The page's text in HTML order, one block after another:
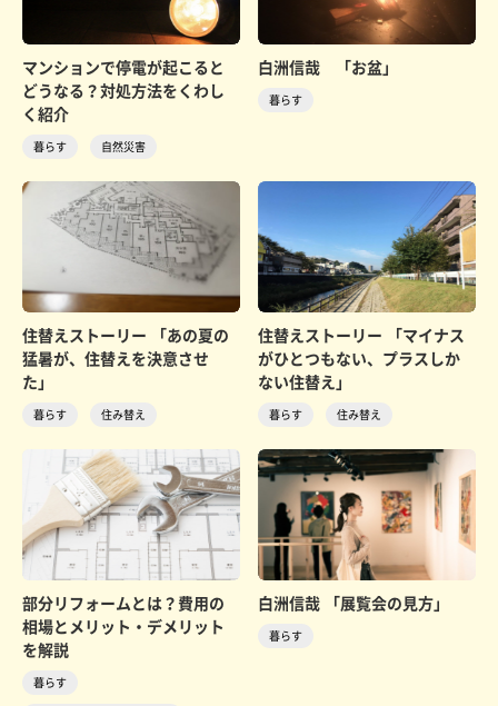
マンションで停電が起こると
どうなる？対処方法をくわし
く紹介
暮らす 自然災害
白洲信哉 「お盆」
暮らす
住替えストーリー 「あの夏の
猛暑が、住替えを決意させ
た」
暮らす 住み替え
住替えストーリー 「マイナス
がひとつもない、プラスしか
ない住替え」
暮らす 住み替え
部分リフォームとは？費用の
相場とメリット・デメリット
を解説
暮らす
白洲信哉 「展覧会の見方」
暮らす